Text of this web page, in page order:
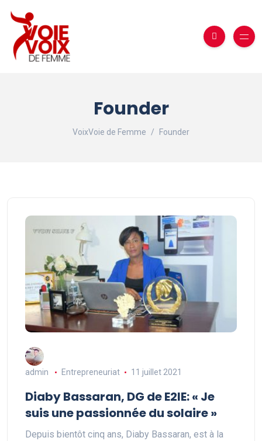
Founder
VoixVoie de Femme Founder
admin Entrepreneuriat 11 juillet 2021
Diaby Bassaran, DG de E2IE: « Je
suis une passionnée du solaire »
Depuis bientôt cinq ans, Diaby Bassaran, est à la